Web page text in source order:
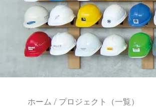
ホーム プロジェクト（一覧）